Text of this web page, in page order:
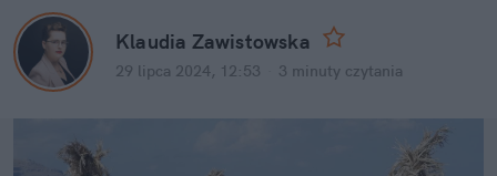
Klaudia Zawistowska
29 lipca 2024, 12:53 3 minuty czytania